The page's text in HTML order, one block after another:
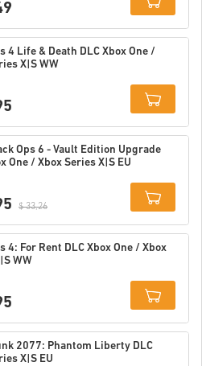
Details
4 Life & Death DLC Xbox One /
X|S WW
Details
Ops 6 - Vault Edition Upgrade
One / Xbox Series X|S EU
$ 33,26
Details
4: For Rent DLC Xbox One / Xbox
WW
Details
2077: Phantom Liberty DLC
X|S EU